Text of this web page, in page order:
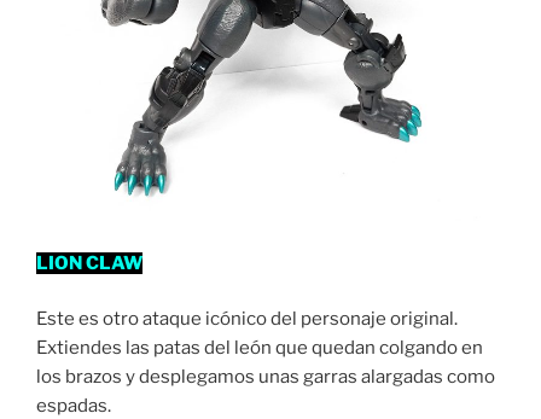
LION CLAW
Este es otro ataque icónico del personaje original.
Extiendes las patas del león que quedan colgando en
los brazos y desplegamos unas garras alargadas como
espadas.